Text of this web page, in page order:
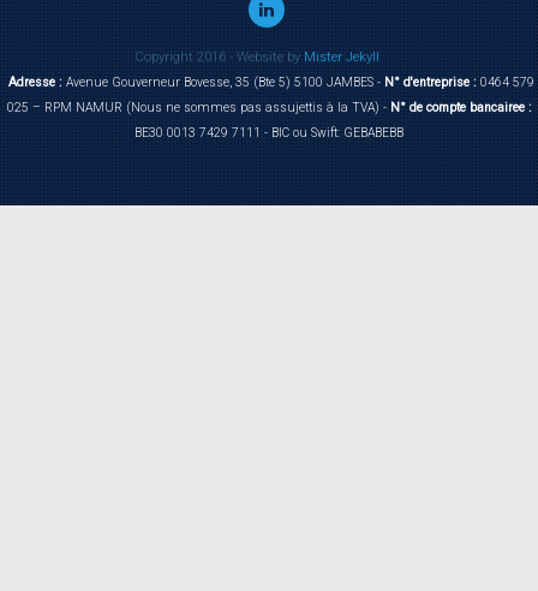
Copyright 2016 - Website byMister Jekyll
Adresse :Avenue Gouverneur Bovesse, 35 (Bte 5) 5100 JAMBES - N° d'entreprise :0464 579
025 – RPM NAMUR (Nous ne sommes pas assujettis à la TVA) -N° de compte bancairee :
BE30 0013 7429 7111 - BIC ou Swift: GEBABEBB